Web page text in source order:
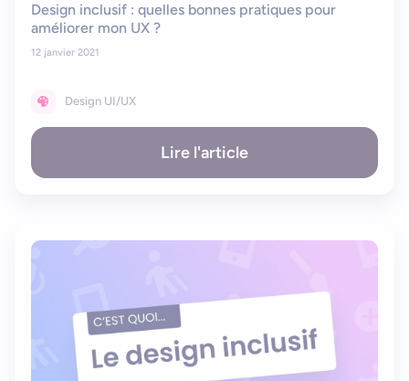
Design inclusif : quelles bonnes pratiques pour
améliorer mon UX ?
12 janvier 2021
Design UI/UX
Lire l'article